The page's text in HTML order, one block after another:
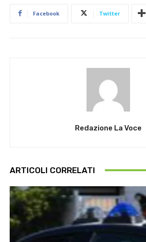
Facebook Twitter
Redazione La Voce
ARTICOLI CORRELATI